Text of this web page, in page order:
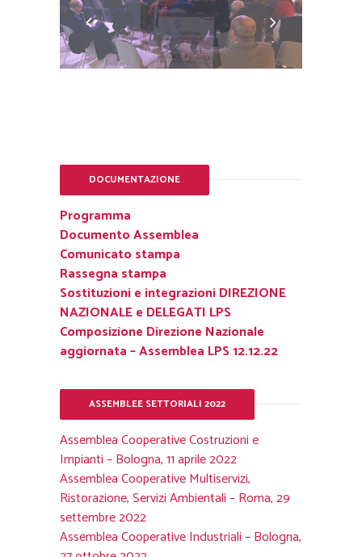
DOCUMENTAZIONE
Programma
Documento Assemblea
Comunicato stampa
Rassegna stampa
Sostituzioni e integrazioni DIREZIONE
NAZIONALE e DELEGATI LPS
Composizione Direzione Nazionale
aggiornata – Assemblea LPS 12.12.22
ASSEMBLEE SETTORIALI 2022
Assemblea Cooperative Costruzioni e
Impianti – Bologna, 11 aprile 2022
Assemblea Cooperative Multiservizi,
Ristorazione, Servizi Ambientali – Roma, 29
settembre 2022
Assemblea Cooperative Industriali – Bologna,